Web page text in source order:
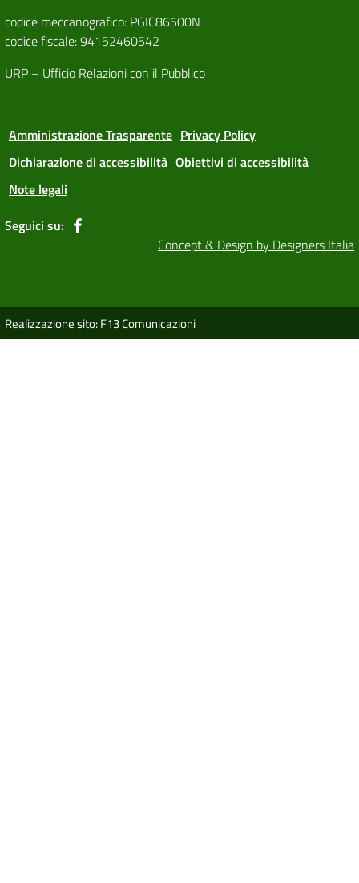
codice meccanografico: PGIC86500N
codice fiscale: 94152460542
URP – Ufficio Relazioni con il Pubblico
Amministrazione Trasparente Privacy Policy
Dichiarazione di accessibilità Obiettivi di accessibilità
Note legali
Seguici su:
Concept & Design by Designers Italia
Realizzazione sito: F13 Comunicazioni